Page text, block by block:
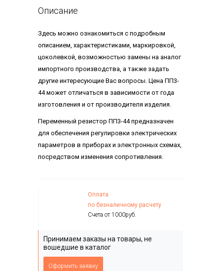
Описание
Здесь можно ознакомиться с подробным
описанием, характеристиками, маркировкой,
цоколевкой, возможностью замены на аналог
импортного производства, а также задать
другие интересующие Вас вопросы. Цена ПП3-
44 может отличаться в зависимости от года
изготовления и от производителя изделия.
Переменный резистор ПП3-44 предназначен
для обеспечения регулировки электрических
параметров в приборах и электронных схемах,
посредством изменения сопротивления.
Оплата
по безналичному расчету
Счета от 1000руб.
Принимаем заказы на товары, не
вошедшие в каталог
Оформить заявку